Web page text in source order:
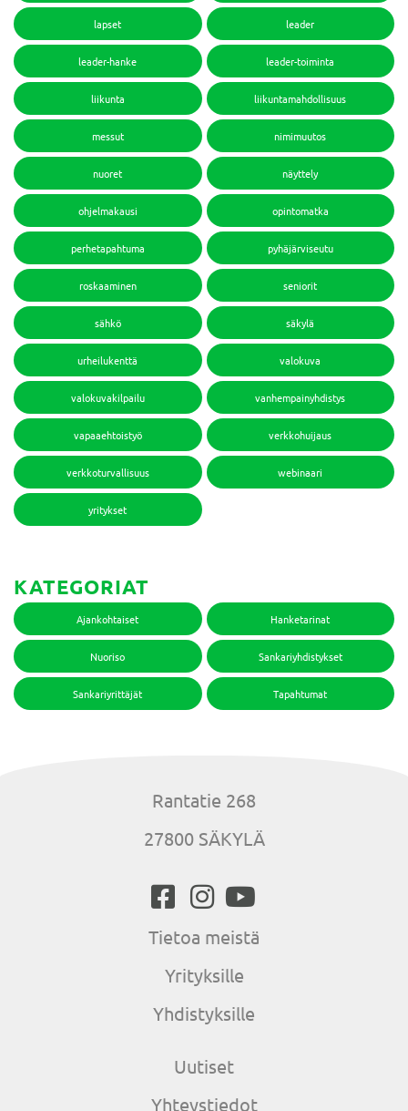
lapset leader
leader-hanke leader-toiminta
liikunta liikuntamahdollisuus
messut nimimuutos
nuoret näyttely
ohjelmakausi opintomatka
perhetapahtuma pyhäjärviseutu
roskaaminen seniorit
sähkö säkylä
urheilukenttä valokuva
valokuvakilpailu vanhempainyhdistys
vapaaehtoistyö verkkohuijaus
verkkoturvallisuus webinaari
yritykset
KATEGORIAT
Ajankohtaiset Hanketarinat
Nuoriso Sankariyhdistykset
Sankariyrittäjät Tapahtumat
Rantatie 268
27800 SÄKYLÄ
Tietoa meistä
Yrityksille
Yhdistyksille
Uutiset
Yhteystiedot